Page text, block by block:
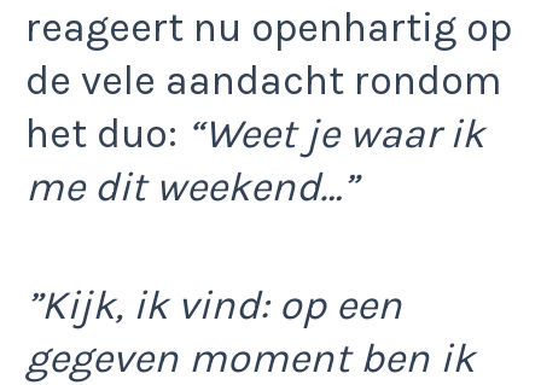
reageert nu openhartig op
de vele aandacht rondom
het duo: “Weet je waar ik
me dit weekend…”
”Kijk, ik vind: op een
gegeven moment ben ik